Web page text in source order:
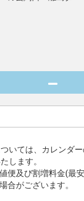
いては、カレンダ
します。
便及び割増料金(最
がございます。